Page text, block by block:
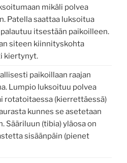
mikäli polvea
Patella saattaa luksoitua
itsestään paikoilleen.
siteen kiinnityskohta
kiertynyt.
paikoillaan raajan
Lumpio luksoituu polvea
rotatoitaessa (kierrettäessä)
kunnes se asetetaan
Sääriluun (tibia) yläosa on
sisäänpäin (pienet